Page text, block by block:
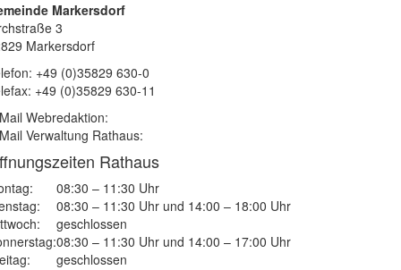
Markersdorf
3
Markersdorf
+49 (0)35829 630-0
+49 (0)35829 630-11
Webredaktion:
Verwaltung Rathaus:
Rathaus
08:30 – 11:30 Uhr
08:30 – 11:30 Uhr und 14:00 – 18:00 Uhr
geschlossen
08:30 – 11:30 Uhr und 14:00 – 17:00 Uhr
geschlossen